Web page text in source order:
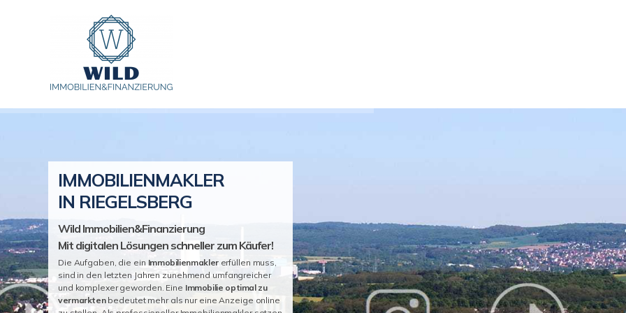
IMMOBILIENMAKLER
IN RIEGELSBERG
Wild Immobilien&Finanzierung
Mit digitalen Lösungen schneller zum Käufer!
Die Aufgaben, die ein Immobilienmakler erfüllen muss,
sind in den letzten Jahren zunehmend umfangreicher
und komplexer geworden. Eine Immobilie optimal zu
vermarktenbedeutet mehr als nur eine Anzeige online